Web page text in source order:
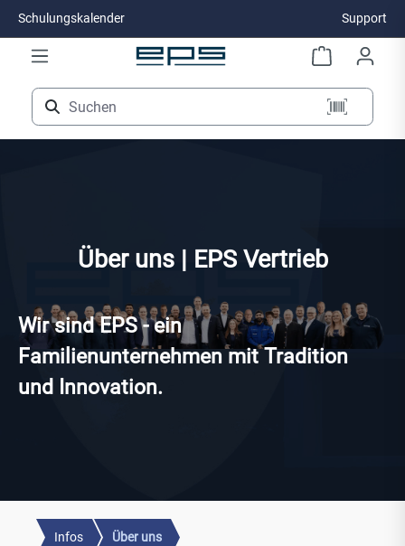
Zum Hauptinhalt springen
Schulungskalender Support
Über uns | EPS Vertrieb
Wir sind EPS - ein
Familienunternehmen mit Tradition
und Innovation.
Infos Über uns